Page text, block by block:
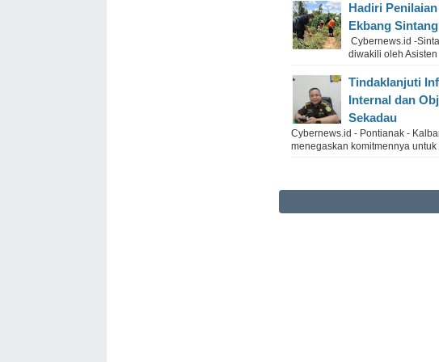
Hadiri
Ekbang
Cybernews.id -
diwakili oleh
Tindaklanjuti
Internal dan
Sekadau
Cybernews.id - Pontianak -
menegaskan komitmennya